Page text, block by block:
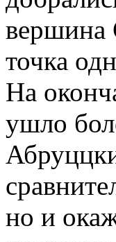
вершина
точка
На
ушло
но и